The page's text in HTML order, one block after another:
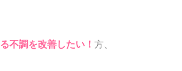
不調を改善したい！方、